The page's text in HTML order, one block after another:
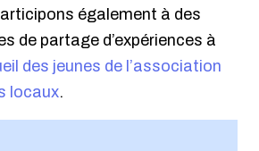
également à des
de partage d’expériences à
des jeunes de l’association
locaux.